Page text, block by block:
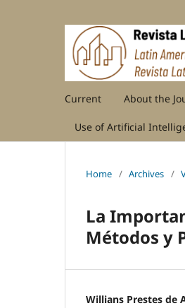
Current About the
Use of Artificial
Home / Archives /
La
Métodos y
Willians Prestes de